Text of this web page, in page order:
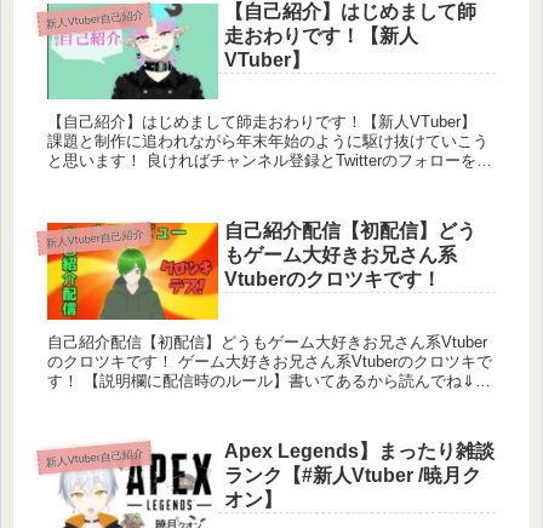
新人Vtuber自己紹介
【自己紹介】はじめまして師
走おわりです！【新人
VTuber】
【自己紹介】はじめまして師走おわりです！【新人VTuber】
課題と制作に追われながら年末年始のように駆け抜けていこう
と思います！ 良ければチャンネル登録とTwitterのフォローをし
新人Vtuber自己紹介
自己紹介配信【初配信】どう
もゲーム大好きお兄さん系
Vtuberのクロツキです！
自己紹介配信【初配信】どうもゲーム大好きお兄さん系Vtuber
のクロツキです！ ゲーム大好きお兄さん系Vtuberのクロツキで
す！ 【説明欄に配信時のルール】書いてあるから読んでね⇓
新人Vtuber自己紹介
Apex Legends】まったり雑談
ランク【#新人Vtuber /暁月ク
オン】